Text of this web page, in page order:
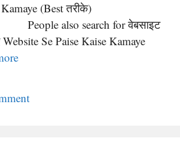
Kamaye (Best तरीके)
search for वेबसाइट
Se Paise Kaise Kamaye